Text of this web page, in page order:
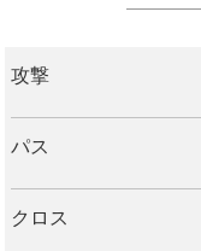
攻撃
パス
クロス